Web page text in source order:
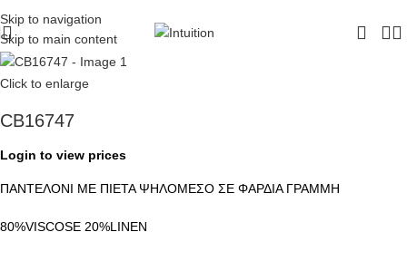
Skip to navigation
Skip to main content
Click to enlarge
CB16747
Login to view prices
ΠΑΝΤΕΛΟΝΙ ΜΕ ΠΙΕΤΑ ΨΗΛΟΜΕΣΟ ΣΕ ΦΑΡΔΙΑ ΓΡΑΜΜΗ
80%VISCOSE 20%LINEN